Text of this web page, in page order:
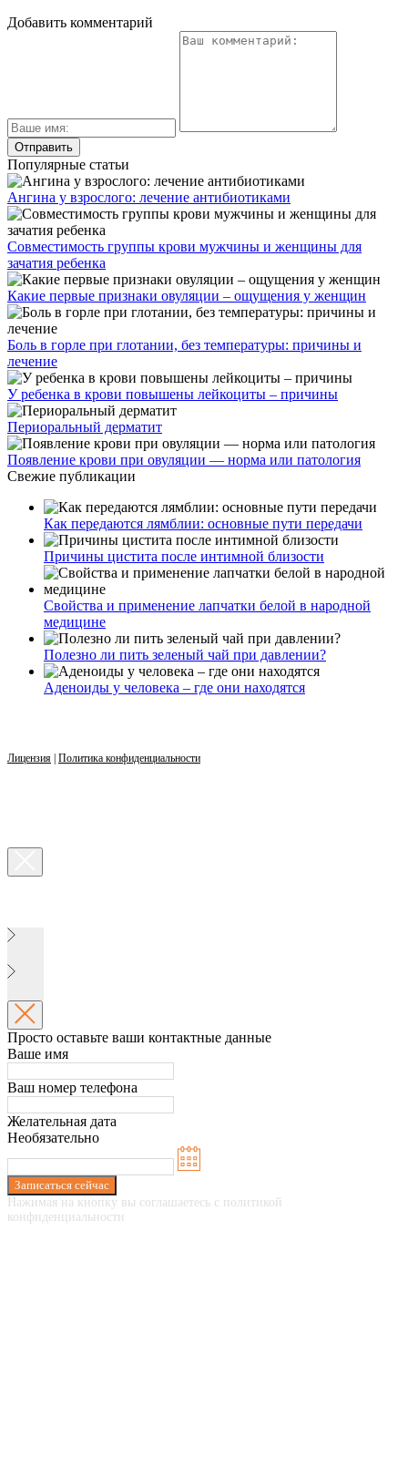
Добавить комментарий
Популярные статьи
Ангина у взрослого: лечение антибиотиками
Совместимость группы крови мужчины и женщины для
зачатия ребенка
Какие первые признаки овуляции – ощущения у женщин
Боль в горле при глотании, без температуры: причины и
лечение
У ребенка в крови повышены лейкоциты – причины
Периоральный дерматит
Появление крови при овуляции — норма или патология
Свежие публикации
Как передаются лямблии: основные пути передачи
Причины цистита после интимной близости
Свойства и применение лапчатки белой в народной
медицине
Полезно ли пить зеленый чай при давлении?
Аденоиды у человека – где они находятся
Лицензия Политика конфиденциальности
Просто оставьте ваши контактные данные
Ваше имя
Ваш номер телефона
Желательная дата
Необязательно
Записаться сейчас
Нажимая на кнопку вы соглашаетесь с политикой
конфиденциальности